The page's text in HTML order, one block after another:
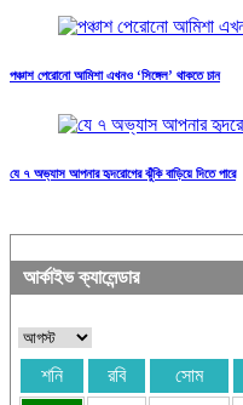
পঞ্চাশ পেরোনো আমিশা এখনও ‘সিঙ্গেল’ থাকতে চান
যে ৭ অভ্যাস আপনার হৃদরোগের ঝুঁকি বাড়িয়ে দিতে পারে
আর্কাইভ ক্যালেন্ডার
শনি রবি সোম